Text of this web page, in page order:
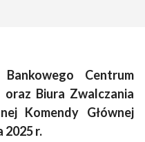
Centrum
oraz Biura Zwalczania
Komendy Głównej
2025 r.